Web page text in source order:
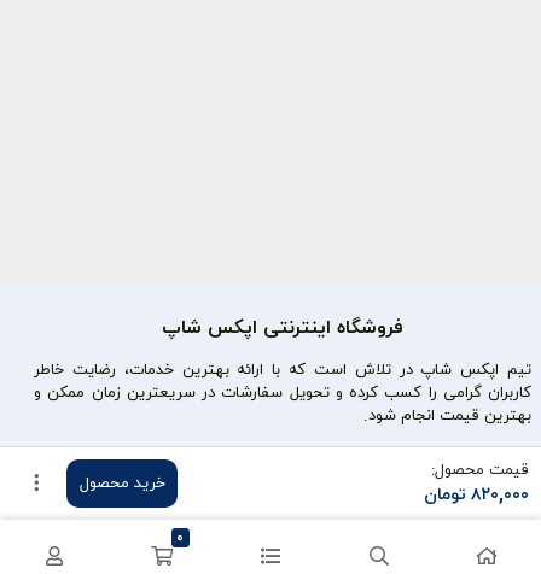
قیمت محصول:
تومان ۸۲۰,۰۰۰
خرید محصول
فروشگاه اینترنتی اپکس شاپ
تیم اپکس شاپ در تلاش است که با ارائه بهترین خدمات، رضایت خاطر
کاربران گرامی را کسب کرده و تحویل سفارشات در سریعترین زمان ممکن و
بهترین قیمت انجام شود.
محصولات محبوب
سی پی کالاف
کریستال گنشین
دسترسی سریع
حساب کاربری
سفارشات
0